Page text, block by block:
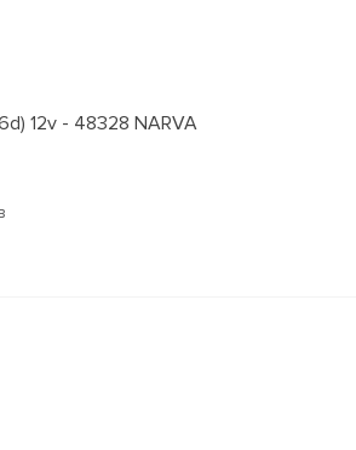
12v - 48328 NARVA